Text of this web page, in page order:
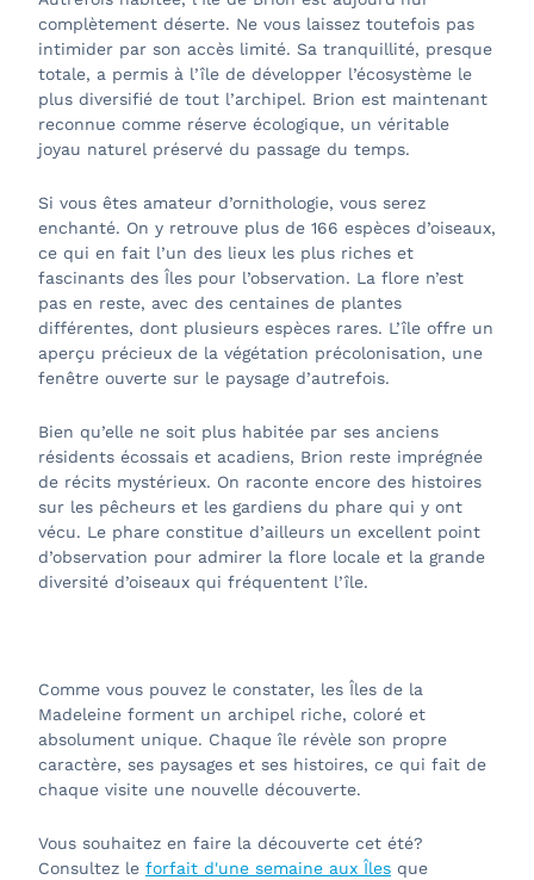
complètement déserte. Ne vous laissez toutefois pas
intimider par son accès limité. Sa tranquillité, presque
totale, a permis à l’île de développer l’écosystème le
plus diversifié de tout l’archipel. Brion est maintenant
reconnue comme réserve écologique, un véritable
joyau naturel préservé du passage du temps.
Si vous êtes amateur d’ornithologie, vous serez
enchanté. On y retrouve plus de 166 espèces d’oiseaux,
ce qui en fait l’un des lieux les plus riches et
fascinants des Îles pour l’observation. La flore n’est
pas en reste, avec des centaines de plantes
différentes, dont plusieurs espèces rares. L’île offre un
aperçu précieux de la végétation précolonisation, une
fenêtre ouverte sur le paysage d’autrefois.
Bien qu’elle ne soit plus habitée par ses anciens
résidents écossais et acadiens, Brion reste imprégnée
de récits mystérieux. On raconte encore des histoires
sur les pêcheurs et les gardiens du phare qui y ont
vécu. Le phare constitue d’ailleurs un excellent point
d’observation pour admirer la flore locale et la grande
diversité d’oiseaux qui fréquentent l’île.
Comme vous pouvez le constater, les Îles de la
Madeleine forment un archipel riche, coloré et
absolument unique. Chaque île révèle son propre
caractère, ses paysages et ses histoires, ce qui fait de
chaque visite une nouvelle découverte.
Vous souhaitez en faire la découverte cet été?
Consultez le forfait d'une semaine aux Îles que